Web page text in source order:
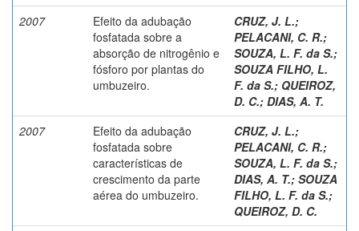
2007
Efeito da adubação
fosfatada sobre a
absorção de nitrogênio e
fósforo por plantas do
umbuzeiro.
CRUZ, J. L.;
PELACANI, C. R.;
SOUZA, L. F. da S.;
SOUZA FILHO, L.
F. da S.; QUEIROZ,
D. C.; DIAS, A. T.
2007
Efeito da adubação
fosfatada sobre
características de
crescimento da parte
aérea do umbuzeiro.
CRUZ, J. L.;
PELACANI, C. R.;
SOUZA, L. F. da S.;
DIAS, A. T.; SOUZA
FILHO, L. F. da S.;
QUEIROZ, D. C.